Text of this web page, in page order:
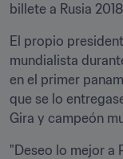
billete a Rusia
El propio
mundialista
en el primer
que se lo
Gira y campeón
"Deseo lo mejor a